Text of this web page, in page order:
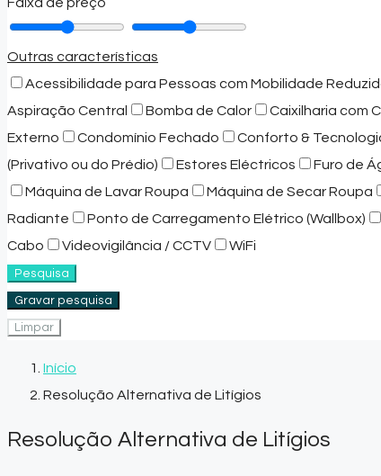
Outras características
Acessibilidade para Pessoas com Mobilidade
Aspiração Central
Bomba de Calor Caixilharia com
Externo
Condomínio Fechado Conforto &
(Privativo ou do Prédio)
Estores Eléctricos Furo de
Máquina de Lavar Roupa
Máquina de Secar Roupa
Radiante
Ponto de Carregamento Elétrico (Wallbox)
Cabo
Videovigilância / CCTV WiFi
Pesquisa
Gravar pesquisa
Limpar
Início
Resolução Alternativa de Litígios
Resolução Alternativa de Litígios